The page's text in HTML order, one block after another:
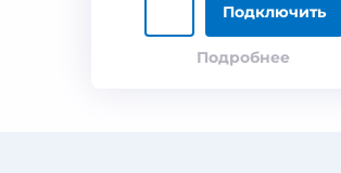
Подключить
Подробнее